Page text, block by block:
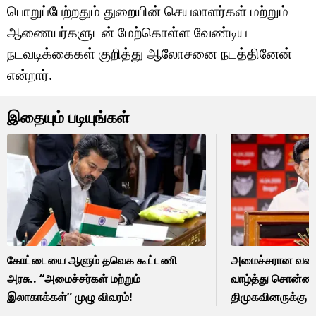
பொறுப்பேற்றதும் துறையின் செயலாளர்கள் மற்றும்
ஆணையர்களுடன் மேற்கொள்ள வேண்டிய
நடவடிக்கைகள் குறித்து ஆலோசனை நடத்தினேன்
என்றார்.
இதையும் படியுங்கள்
கோட்டையை ஆளும் தவெக கூட்டணி
அரசு.. “அமைச்சர்கள் மற்றும்
இலாகாக்கள்” முழு விவரம்!
அமைச்சரான
வாழ்த்து சொன்ன